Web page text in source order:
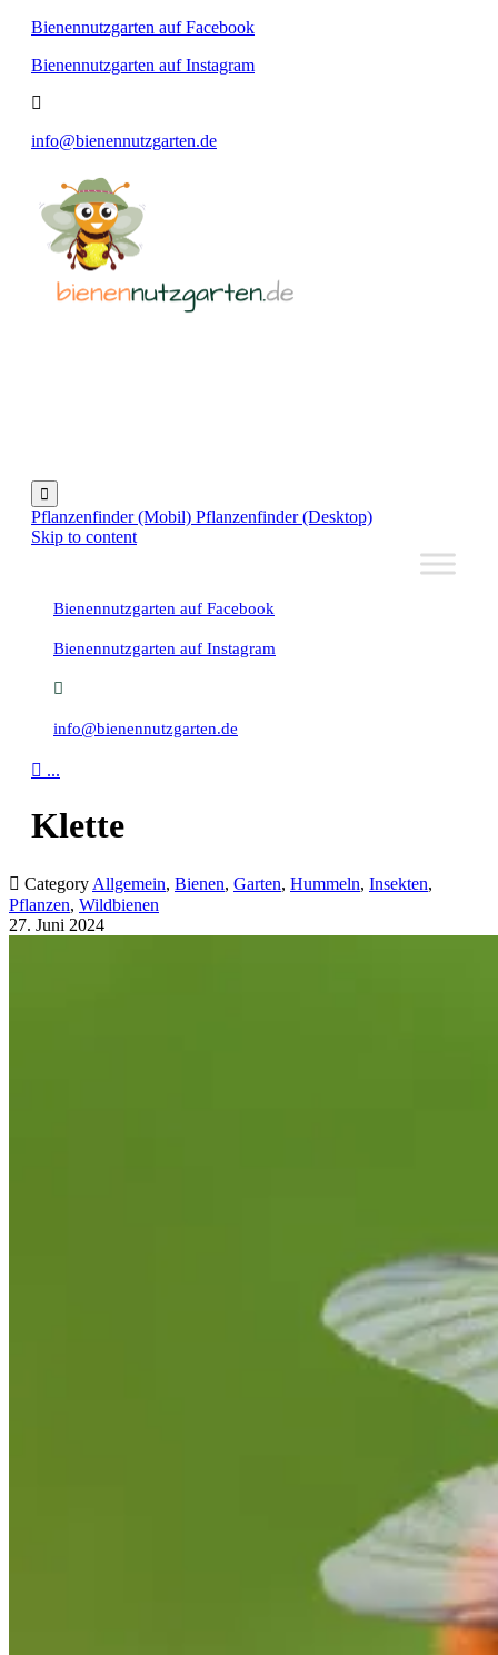
Bienennutzgarten auf Facebook
Bienennutzgarten auf Instagram
info@bienennutzgarten.de

Pflanzenfinder (Mobil) Pflanzenfinder (Desktop)
Skip to content
Bienennutzgarten auf Facebook
Bienennutzgarten auf Instagram
info@bienennutzgarten.de
 ...
Klette
 Category Allgemein, Bienen, Garten, Hummeln, Insekten,
Pflanzen, Wildbienen
27. Juni 2024